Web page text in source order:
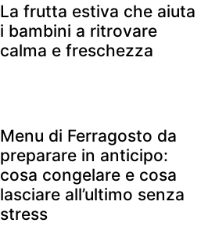
La frutta estiva che aiuta
i bambini a ritrovare
calma e freschezza
Menu di Ferragosto da
preparare in anticipo:
cosa congelare e cosa
lasciare all’ultimo senza
stress